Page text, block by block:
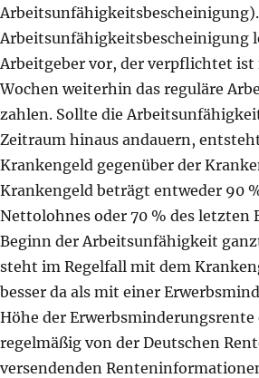
Arbeitsunfähigkeitsbescheinigung).
Arbeitsunfähigkeitsbescheinigung
Arbeitgeber vor, der verpflichtet ist
Wochen weiterhin das reguläre
zahlen. Sollte die
Zeitraum hinaus andauern,
Krankengeld gegenüber der
Krankengeld beträgt entweder 90
Nettolohnes oder 70 % des letzten
Beginn der Arbeitsunfähigkeit
steht im Regelfall mit dem
besser da als mit einer
Höhe der Erwerbsminderungsrente
regelmäßig von der Deutschen
versendenden